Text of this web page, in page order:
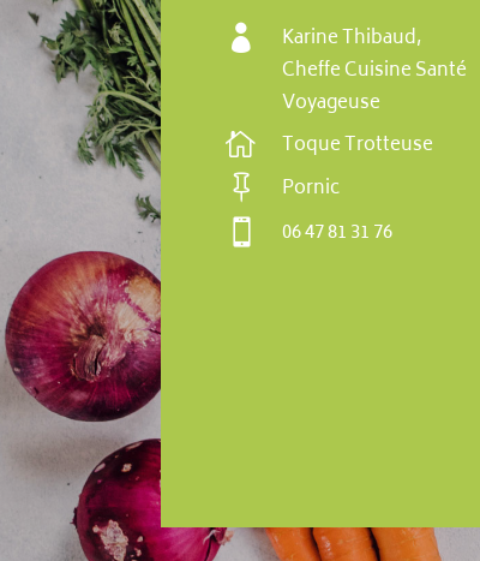

Karine Thibaud,
Cheffe Cuisine Santé
Voyageuse
 Toque Trotteuse
 Pornic
06 47 81 31 76